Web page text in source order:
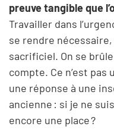
preuve tangible que
Travailler dans
se rendre
sacrificiel. On se
compte. Ce n’est
une réponse à une
ancienne : si je ne
encore une place ?